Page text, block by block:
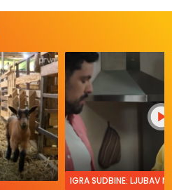
IGRA SUDBINE: LJUBAV